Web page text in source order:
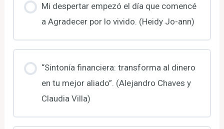
Mi despertar empezó el día que comencé
a Agradecer por lo vivido. (Heidy Jo-ann)
“Sintonía financiera: transforma al dinero
en tu mejor aliado”. (Alejandro Chaves y
Claudia Villa)